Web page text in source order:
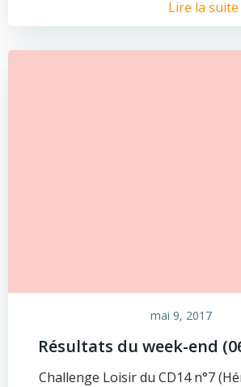
Lire la suite
mai 9, 2017
Résultats du week-end
Challenge Loisir du CD14 n°7